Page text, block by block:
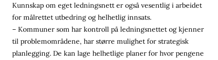
Kunnskap om eget ledningsnett er også vesentlig i arbeidet
for målrettet utbedring og helhetlig innsats.
– Kommuner som har kontroll på ledningsnettet og kjenner
til problemområdene, har større mulighet for strategisk
planlegging. De kan lage helhetlige planer for hvor pengene